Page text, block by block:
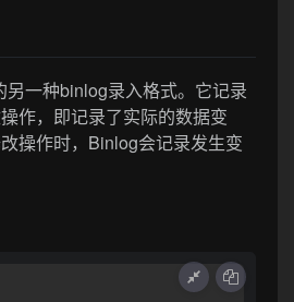
一种binlog录入格式。它记录
作，即记录了实际的数据变
操作时，Binlog会记录发生变